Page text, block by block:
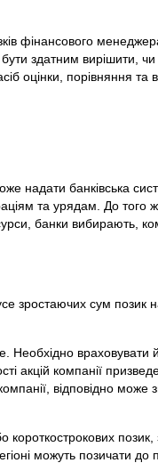
фінансового
здатним вирішити,
оцінки, порівняння та
надати банківська
та урядам. До того
банки вибирають,
зростаючих сум позик
Необхідно враховувати
акцій компанії
відповідно може
позик,
можуть позичати